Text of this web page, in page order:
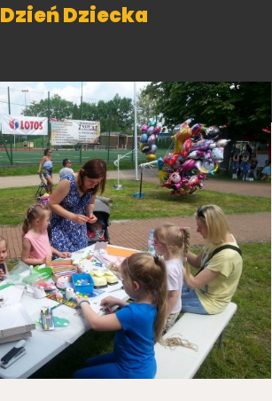
Dzień Dziecka